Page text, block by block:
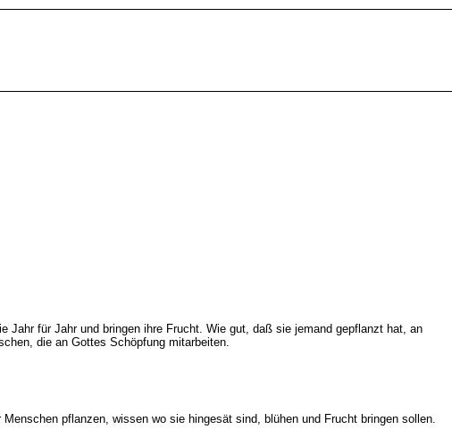
für Jahr und bringen ihre Frucht. Wie gut, daß sie jemand gepflanzt hat, an
die an Gottes Schöpfung mitarbeiten.
pflanzen, wissen wo sie hingesät sind, blühen und Frucht bringen sollen.